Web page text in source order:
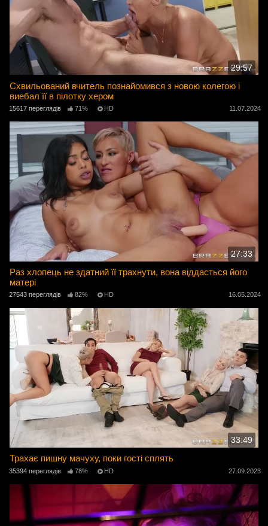
29:57
Схвильований вчитель познайомився з новою колегою і
виебал її в пілотку хером
15617 переглядів 71% HD 11.07.2024
27:33
Раз хлопець не здатний її трахнути, вона віддасться його
матері
27543 переглядів 82% HD 16.05.2024
33:49
Трахає пишну мачуху, поки гості сплять
35394 переглядів 78% HD 27.09.2023